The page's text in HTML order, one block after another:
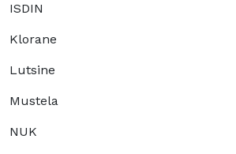
ISDIN
Klorane
Lutsine
Mustela
NUK